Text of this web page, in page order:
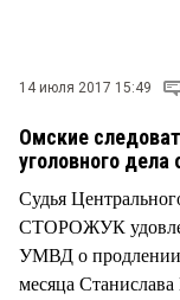
14 июля 2017 15:49
Омские
уголовного
Судья
СТОРОЖУК
УМВД о продлении
месяца